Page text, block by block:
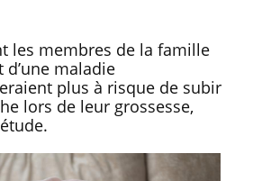
les membres de la famille
maladie
plus à risque de subir
lors de leur grossesse,